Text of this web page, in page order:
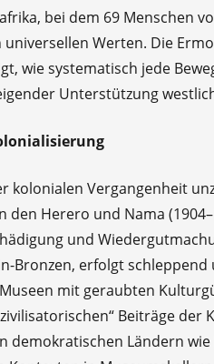
bei dem 69 Menschen
Werten. Die
wie systematisch jede
Unterstützung
kolonialen Vergangenheit
Herero und Nama
und
Bronzen, erfolgt
mit geraubten
Beiträge der
demokratischen Ländern